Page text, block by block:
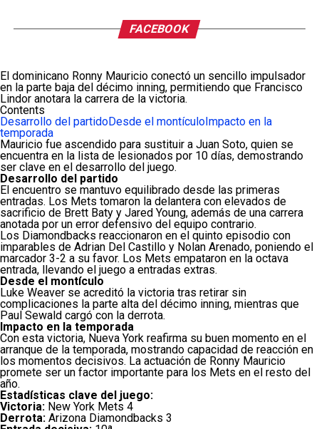
FACEBOOK
El dominicano Ronny Mauricio conectó un sencillo impulsador
en la parte baja del décimo inning, permitiendo que Francisco
Lindor anotara la carrera de la victoria.
Contents
Desarrollo del partidoDesde el montículo Impacto en la
temporada
Mauricio fue ascendido para sustituir a Juan Soto, quien se
encuentra en la lista de lesionados por 10 días, demostrando
ser clave en el desarrollo del juego.
Desarrollo del partido
El encuentro se mantuvo equilibrado desde las primeras
entradas. Los Mets tomaron la delantera con elevados de
sacrificio de Brett Baty y Jared Young, además de una carrera
anotada por un error defensivo del equipo contrario.
Los Diamondbacks reaccionaron en el quinto episodio con
imparables de Adrian Del Castillo y Nolan Arenado, poniendo el
marcador 3-2 a su favor. Los Mets empataron en la octava
entrada, llevando el juego a entradas extras.
Desde el montículo
Luke Weaver se acreditó la victoria tras retirar sin
complicaciones la parte alta del décimo inning, mientras que
Paul Sewald cargó con la derrota.
Impacto en la temporada
Con esta victoria, Nueva York reafirma su buen momento en el
arranque de la temporada, mostrando capacidad de reacción en
los momentos decisivos. La actuación de Ronny Mauricio
promete ser un factor importante para los Mets en el resto del
año.
Estadísticas clave del juego:
Victoria: New York Mets 4
Derrota: Arizona Diamondbacks 3